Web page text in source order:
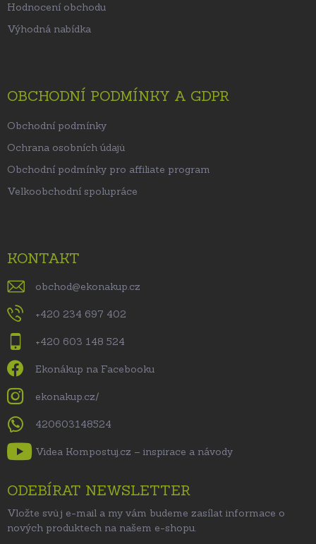
Hodnocení obchodu
Výhodná nabídka
OBCHODNÍ PODMÍNKY A GDPR
Obchodní podmínky
Ochrana osobních údajů
Obchodní podmínky pro affiliate program
Velkoobchodní spolupráce
KONTAKT
obchod@ekonakup.cz
+420 234 697 402
+420 603 148 524
Ekonákup na Facebooku
ekonakup.cz/
420603148524
Videa Kompostuj.cz – inspirace a návody
ODEBÍRAT NEWSLETTER
Vložte svůj e-mail a my vám budeme zasílat informace o
nových produktech na našem e-shopu.